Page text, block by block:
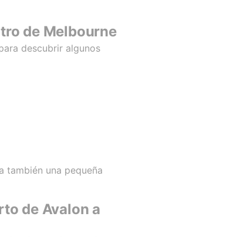
de Melbourne
descubrir algunos
también una pequeña
de Avalon a